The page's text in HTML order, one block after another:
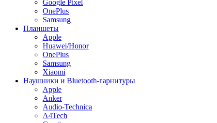
Google Pixel
OnePlus
Samsung
Планшеты
Apple
Huawei/Honor
OnePlus
Samsung
Xiaomi
Наушники и Bluetooth-гарнитуры
Apple
Anker
Audio-Technica
A4Tech